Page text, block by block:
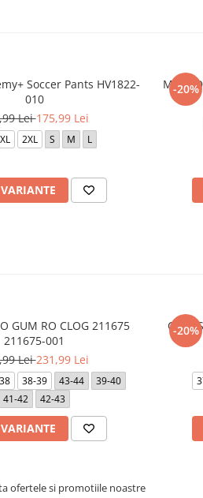
Soccer Pants HV1822-
010
Lei175,99 Lei
XL 2XL S M L
-20%
M NK
RO CLOG 211675
211675-001
Lei231,99 Lei
38-39 43-44
39-40
41-42
42-43
-20%
ofertele si promotiile noastre